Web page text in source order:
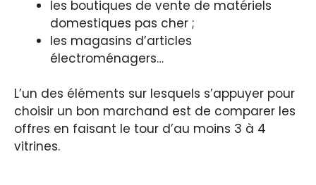
les boutiques de vente de matériels
domestiques pas cher ;
les magasins d’articles
électroménagers…
L’un des éléments sur lesquels s’appuyer pour
choisir un bon marchand est de comparer les
offres en faisant le tour d’au moins 3 à 4
vitrines.